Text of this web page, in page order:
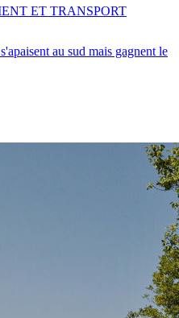
au sud mais gagnent le
ET TRANSPORT